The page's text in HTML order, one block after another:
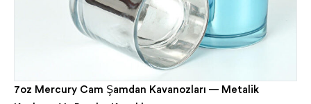
7oz Mercury Cam Şamdan Kavanozları — Metalik